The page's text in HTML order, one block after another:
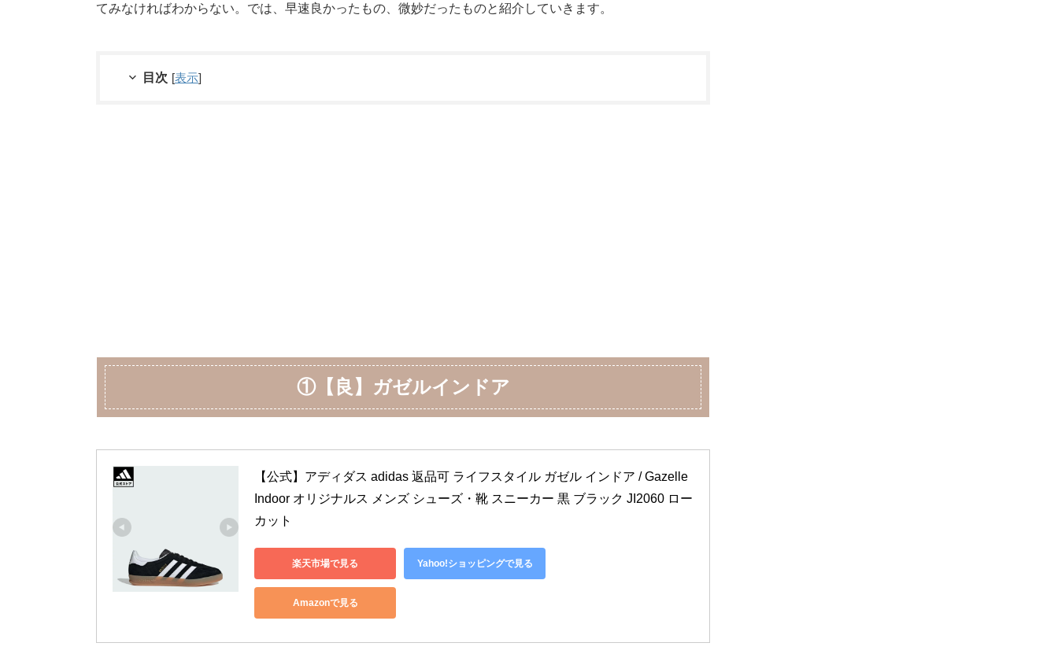
てみなければわからない。では、早速良かったもの、微妙だったものと紹介していきます。
目次 [表示]
①【良】ガゼルインドア
【公式】アディダス adidas 返品可 ライフスタイル ガゼル インドア / Gazelle
Indoor オリジナルス メンズ シューズ・靴 スニーカー 黒 ブラック JI2060 ロー
カット
楽天市場で見る Yahoo!ショッピングで見る
Amazonで見る